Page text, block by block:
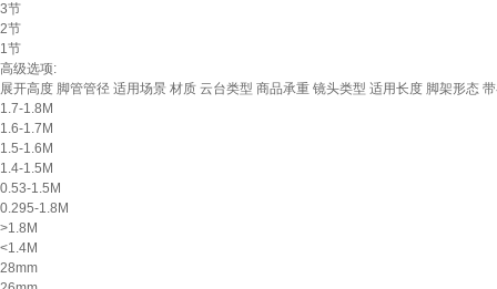
3节
2节
1节
高级选项:
展开高度 脚管管径 适用场景 材质 云台类型 商品承重 镜头类型 适用长度 脚架形态
1.7-1.8M
1.6-1.7M
1.5-1.6M
1.4-1.5M
0.53-1.5M
0.295-1.8M
>1.8M
<1.4M
28mm